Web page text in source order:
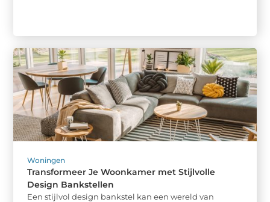
Woningen
Transformeer Je Woonkamer met Stijlvolle
Design Bankstellen
Een stijlvol design bankstel kan een wereld van